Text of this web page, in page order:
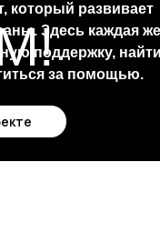
который развивает
Здесь каждая
поддержку, найти
за помощью.